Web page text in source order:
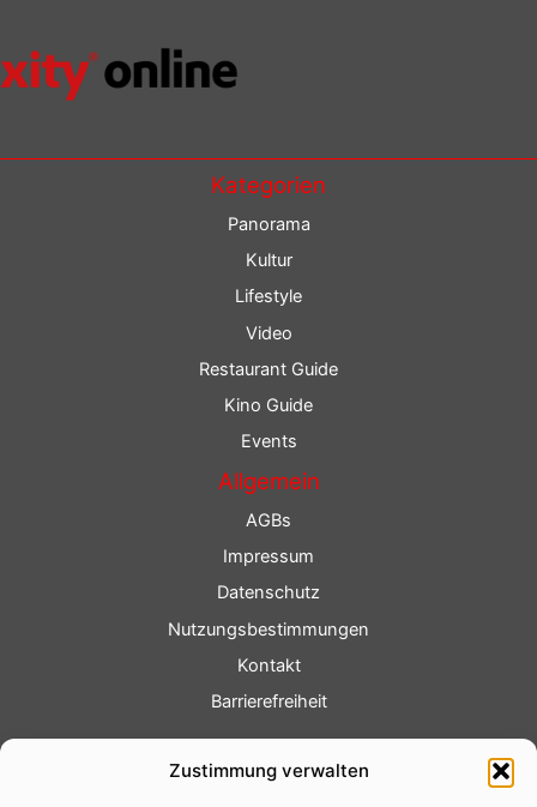
Zustimmung verwalten
Kategorien
Panorama
Kultur
Lifestyle
Video
Restaurant Guide
Kino Guide
Events
Allgemein
AGBs
Impressum
Datenschutz
Nutzungsbestimmungen
Kontakt
Barrierefreiheit
Fotoservice